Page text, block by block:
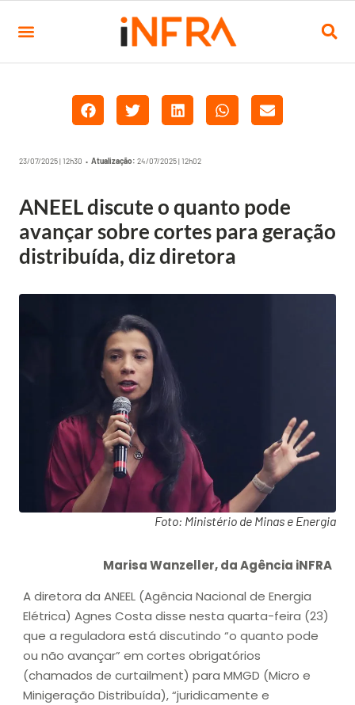
23/07/2025 | 12h30 • Atualização: 24/07/2025 | 12h02
ANEEL discute o quanto pode
avançar sobre cortes para geração
distribuída, diz diretora
Foto: Ministério de Minas e Energia
Marisa Wanzeller, da Agência iNFRA
A diretora da ANEEL (Agência Nacional de Energia
Elétrica) Agnes Costa disse nesta quarta-feira (23)
que a reguladora está discutindo “o quanto pode
ou não avançar” em cortes obrigatórios
(chamados de curtailment) para MMGD (Micro e
Minigeração Distribuída), “juridicamente e